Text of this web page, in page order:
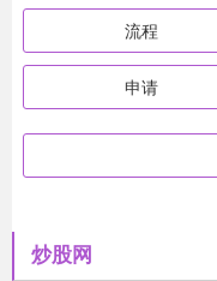
流程
申请
炒股网